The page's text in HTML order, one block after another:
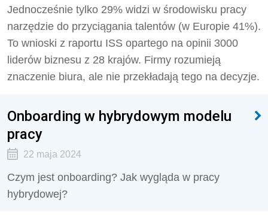
Jednocześnie tylko 29% widzi w środowisku pracy
narzędzie do przyciągania talentów (w Europie 41%).
To wnioski z raportu ISS opartego na opinii 3000
liderów biznesu z 28 krajów. Firmy rozumieją
znaczenie biura, ale nie przekładają tego na decyzje.
Onboarding w hybrydowym modelu
pracy
22 maja 2024
Czym jest onboarding? Jak wygląda w pracy
hybrydowej?